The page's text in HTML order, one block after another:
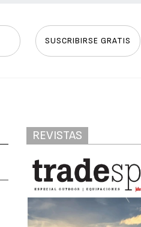
SUSCRIBIRSE GRATIS
REVISTAS